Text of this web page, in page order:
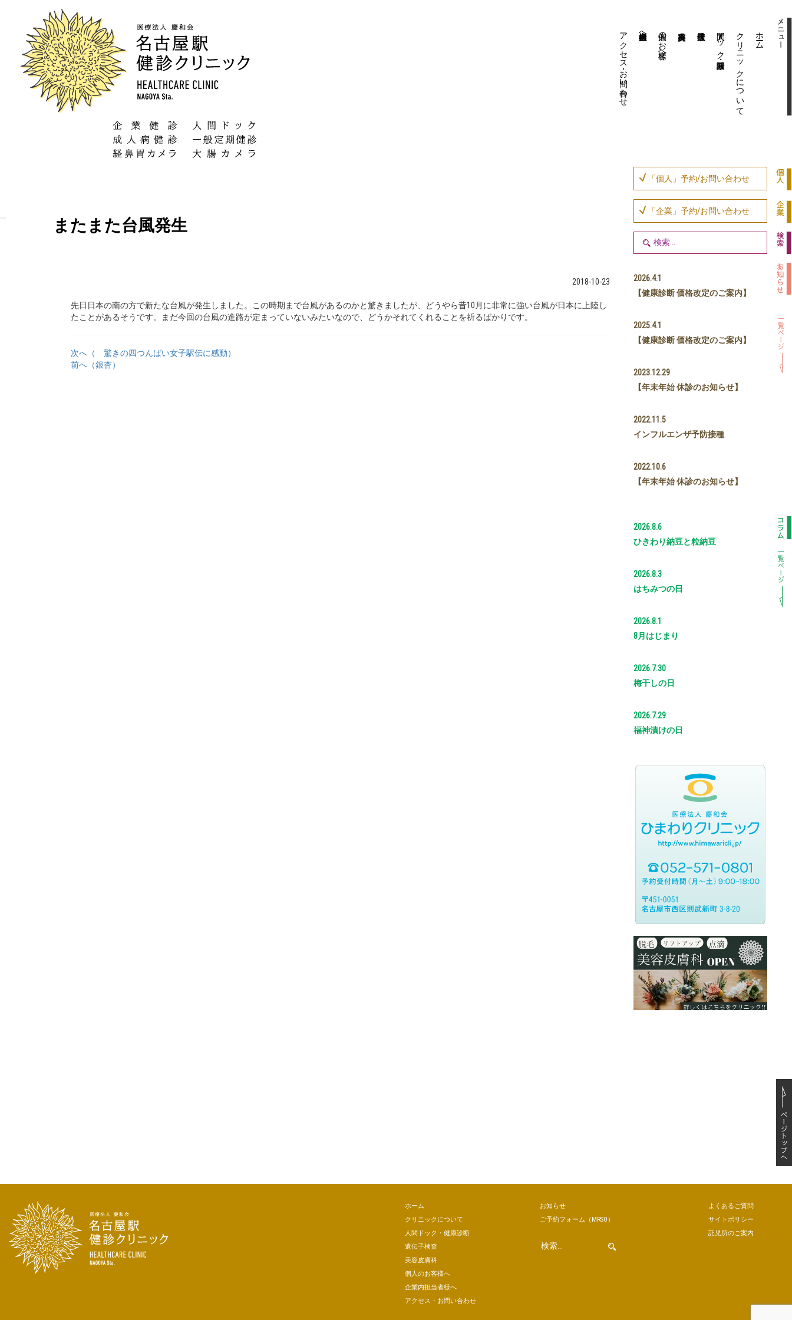
アクセス・お問い合わせ 企業内担当者様へ 個人のお客様へ 人間ドック・健康診断 クリニックについて ホーム
またまた台風発生
2018-10-23
先日日本の南の方で新たな台風が発生しました。この時期まで台風があるのかと驚きましたが、どうやら昔10月に非常に強い台風が日本に上陸し
たことがあるそうです。まだ今回の台風の進路が定まっていないみたいなので、どうかそれてくれることを祈るばかりです。
次へ（ 驚きの四つんばい女子駅伝に感動）
前へ（銀杏）
「個人」予約/お問い合わせ
「企業」予約/お問い合わせ
2026.4.1
【健康診断 価格改定のご案内】
2025.4.1
【健康診断 価格改定のご案内】
2023.12.29
【年末年始 休診のお知らせ】
2022.11.5
インフルエンザ予防接種
2022.10.6
【年末年始 休診のお知らせ】
2026.8.6
ひきわり納豆と粒納豆
2026.8.3
はちみつの日
2026.8.1
8月はじまり
2026.7.30
梅干しの日
2026.7.29
福神漬けの日
ホーム
クリニックについて
人間ドック・健康診断
遺伝子検査
美容皮膚科
個人のお客様へ
企業内担当者様へ
アクセス・お問い合わせ
お知らせ
ご予約フォーム （MRSO）
よくあるご質問
サイトポリシー
託児所のご案内